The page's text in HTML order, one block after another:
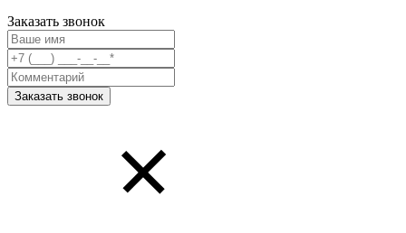
Заказать звонок